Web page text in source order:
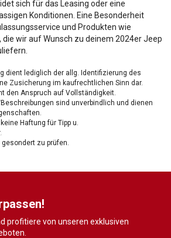
sich für das Leasing oder eine
Konditionen. Eine Besonderheit
und Produkten wie
wir auf Wunsch zu deinem 2024er Jeep
dient lediglich der allg. Identifizierung des
Zusicherung im kaufrechtlichen Sinn dar.
den Anspruch auf Vollständigkeit.
sind unverbindlich und dienen
Haftung für Tipp u.
zu prüfen.
profitiere von unseren exklusiven